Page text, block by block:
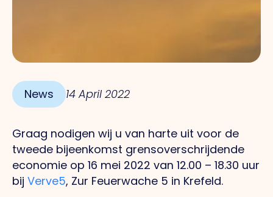
News 14 April 2022
Graag nodigen wij u van harte uit voor de
tweede bijeenkomst grensoverschrijdende
economie op 16 mei 2022 van 12.00 – 18.30 uur
bij Verve5, Zur Feuerwache 5 in Krefeld.